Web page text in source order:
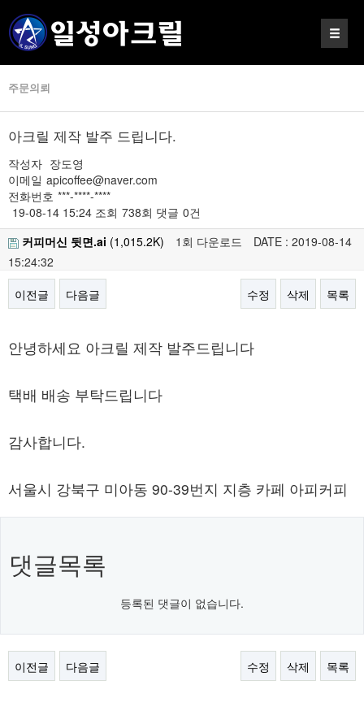
주문의뢰
아크릴 제작 발주 드립니다.
작성자 장도영
이메일 apicoffee@naver.com
전화번호 ***-****-****
19-08-14 15:24 조회 738회 댓글 0건
커피머신 뒷면.ai (1,015.2K) 1회 다운로드
DATE : 2019-08-14
15:24:32
이전글
다음글 수정 삭제 목록
본문
안녕하세요 아크릴 제작 발주드립니다
택배 배송 부탁드립니다
감사합니다.
서울시 강북구 미아동 90-39번지 지층 카페 아피커피
댓글목록
등록된 댓글이 없습니다.
이전글 다음글 수정 삭제 목록